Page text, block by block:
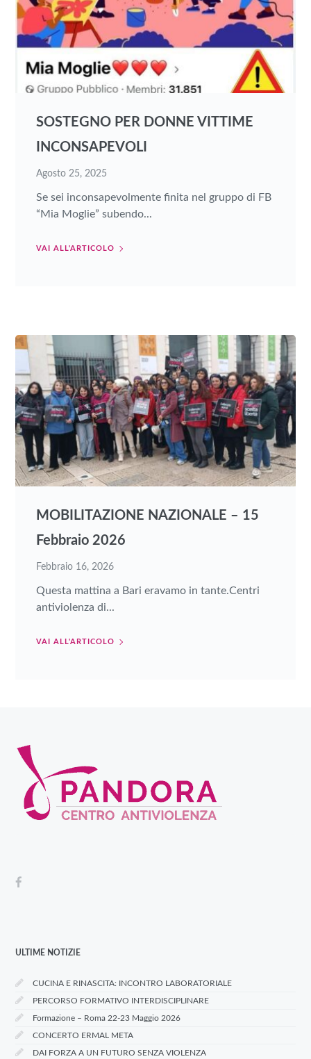
SOSTEGNO PER DONNE VITTIME
INCONSAPEVOLI
Agosto 25, 2025
Se sei inconsapevolmente finita nel gruppo di FB
“Mia Moglie” subendo...
VAI ALL'ARTICOLO
MOBILITAZIONE NAZIONALE – 15
Febbraio 2026
Febbraio 16, 2026
Questa mattina a Bari eravamo in tante.Centri
antiviolenza di...
VAI ALL'ARTICOLO
ULTIME NOTIZIE
CUCINA E RINASCITA: INCONTRO LABORATORIALE
PERCORSO FORMATIVO INTERDISCIPLINARE
Formazione – Roma 22-23 Maggio 2026
CONCERTO ERMAL META
DAI FORZA A UN FUTURO SENZA VIOLENZA